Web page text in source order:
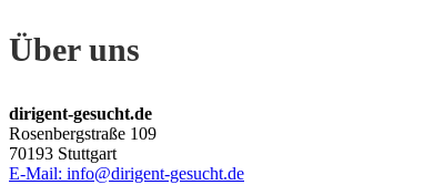
Über uns
dirigent-gesucht.de
Rosenbergstraße 109
70193 Stuttgart
E-Mail: info@dirigent-gesucht.de